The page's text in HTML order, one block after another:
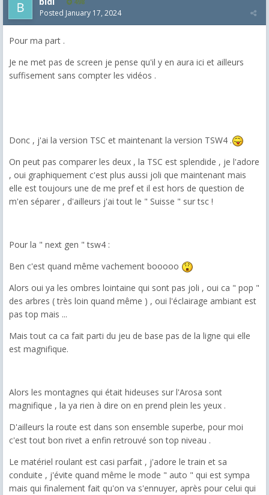
Posted January 17, 2024
Pour ma part .
Je ne met pas de screen je pense qu'il y en aura ici et ailleurs
suffisement sans compter les vidéos .
Donc , j'ai la version TSC et maintenant la version TSW4 .
On peut pas comparer les deux , la TSC est splendide , je l'adore
, oui graphiquement c'est plus aussi joli que maintenant mais
elle est toujours une de me pref et il est hors de question de
m'en séparer , d'ailleurs j'ai tout le " Suisse " sur tsc !
Pour la " next gen " tsw4 :
Ben c'est quand même vachement booooo
Alors oui ya les ombres lointaine qui sont pas joli , oui ca " pop "
des arbres ( très loin quand même ) , oui l'éclairage ambiant est
pas top mais ...
Mais tout ca ca fait parti du jeu de base pas de la ligne qui elle
est magnifique.
Alors les montagnes qui était hideuses sur l'Arosa sont
magnifique , la ya rien à dire on en prend plein les yeux .
D'ailleurs la route est dans son ensemble superbe, pour moi
c'est tout bon rivet a enfin retrouvé son top niveau .
Le matériel roulant est casi parfait , j'adore le train et sa
conduite , j'évite quand même le mode " auto " qui est sympa
mais qui finalement fait qu'on va s'ennuyer, après pour celui qui